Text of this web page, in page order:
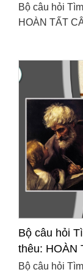
201 - 250)
Bộ câu hỏi
HOÀN TẤT
Bộ câu hỏi
thêu: HOÀN
- 50)
Bộ câu hỏi